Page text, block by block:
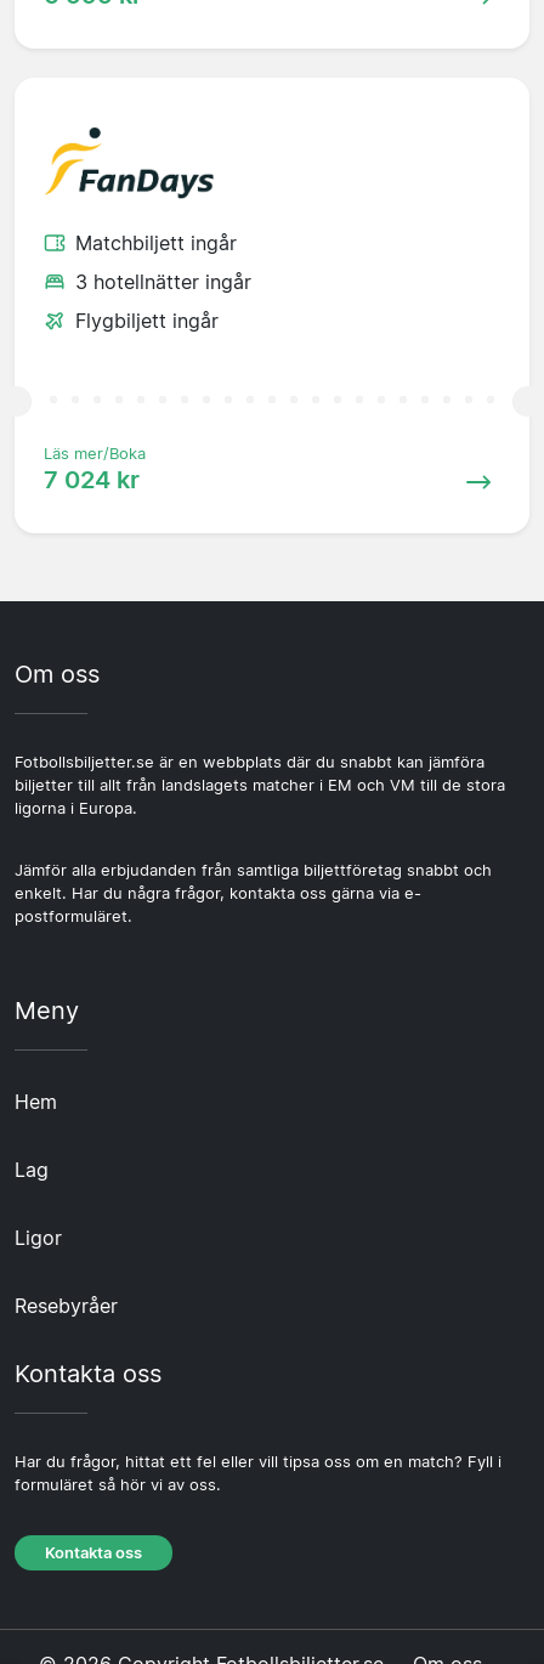
Matchbiljett ingår
3 hotellnätter ingår
Flygbiljett ingår
Läs mer/Boka
7 024 kr
Om oss
Fotbollsbiljetter.se är en webbplats där du snabbt kan jämföra
biljetter till allt från landslagets matcher i EM och VM till de stora
ligorna i Europa.
Jämför alla erbjudanden från samtliga biljettföretag snabbt och
enkelt. Har du några frågor, kontakta oss gärna via e-
postformuläret.
Meny
Hem
Lag
Ligor
Resebyråer
Kontakta oss
Har du frågor, hittat ett fel eller vill tipsa oss om en match? Fyll i
formuläret så hör vi av oss.
Kontakta oss